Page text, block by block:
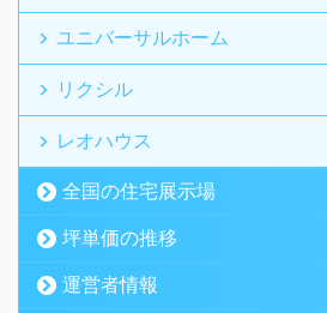
ユニバーサルホーム
リクシル
レオハウス
全国の住宅展示場
坪単価の推移
運営者情報